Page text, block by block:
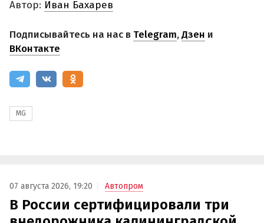
Автор: Иван Бахарев
Подписывайтесь на нас в Telegram,Дзен и
ВКонтакте
MG
07 августа 2026, 19:20 Автопром
В России сертифицировали три